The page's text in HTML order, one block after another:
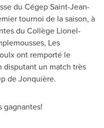
du CégepSaint-Jean-
tournoi de la saison, à
du Collège Lionel-
Les
ont remporté le
un match très
de Jonquière.
gagnantes!